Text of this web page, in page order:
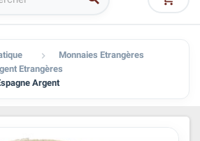
 Monnaies Etrangères
Etrangères
Argent